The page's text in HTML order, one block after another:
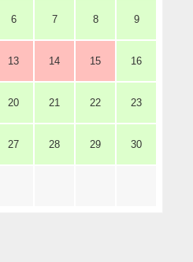
6 7 8 9
13 14 15 16
20 21 22 23
27 28 29 30